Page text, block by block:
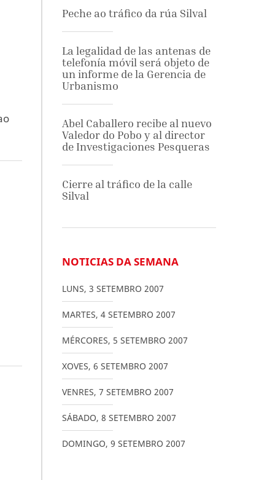
Peche ao tráfico da rúa Silval
La legalidad de las antenas de
telefonía móvil será objeto de
un informe de la Gerencia de
Urbanismo
Abel Caballero recibe al nuevo
Valedor do Pobo y al director
de Investigaciones Pesqueras
Cierre al tráfico de la calle
Silval
NOTICIAS DA SEMANA
LUNS, 3 SETEMBRO 2007
MARTES, 4 SETEMBRO 2007
MÉRCORES, 5 SETEMBRO 2007
XOVES, 6 SETEMBRO 2007
VENRES, 7 SETEMBRO 2007
SÁBADO, 8 SETEMBRO 2007
DOMINGO, 9 SETEMBRO 2007